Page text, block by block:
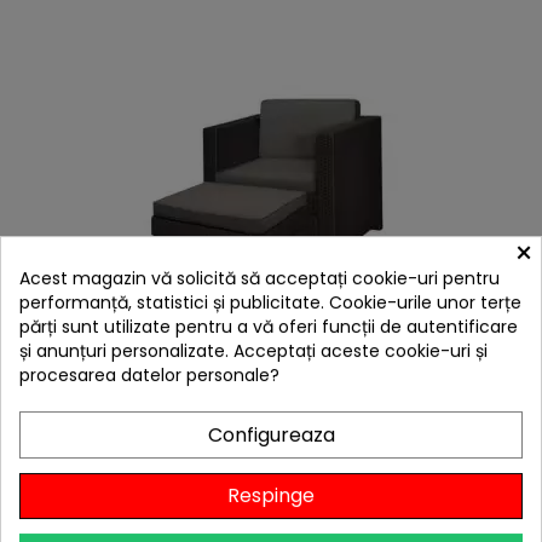
Set mobilier gradina maro Keter Provence Chillout
Niciun review
Stoc furnizor
Adaugă în Coș
×
Acest magazin vă solicită să acceptați cookie-uri pentru
performanță, statistici și publicitate. Cookie-urile unor terțe
părți sunt utilizate pentru a vă oferi funcții de autentificare
și anunțuri personalizate. Acceptați aceste cookie-uri și
procesarea datelor personale?
Configureaza
Respinge